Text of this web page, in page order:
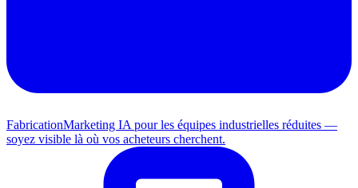
FabricationMarketing IA pour les équipes industrielles réduites —
soyez visible là où vos acheteurs cherchent.